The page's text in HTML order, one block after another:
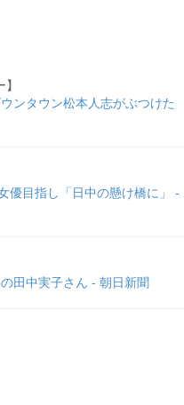
ンタウン松本人志がぶつけた
優目指し「日中の懸け橋に」 -
田中実子さん - 朝日新聞